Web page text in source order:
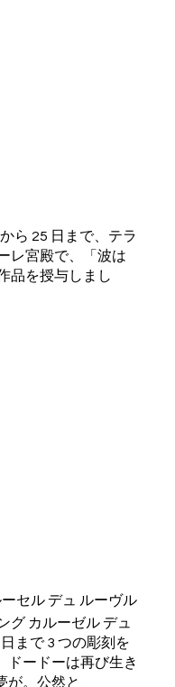
ら 25 日まで、テラ
レ宮殿で、「波は
品を授与しまし
セル デュ ルーヴル
グ カルーゼル デュ
まで 3 つの彫刻を
ドードーは再び生き
が。公然と